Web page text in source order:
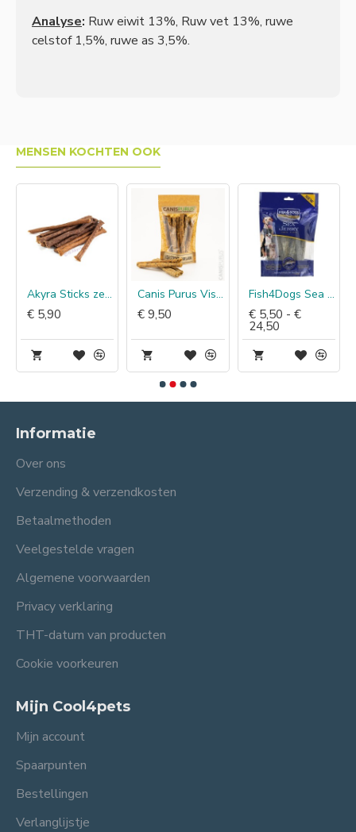
Analyse: Ruw eiwit 13%, Ruw vet 13%, ruwe
celstof 1,5%, ruwe as 3,5%.
MENSEN KOCHTEN OOK
Akyra Sticks zeebaars
€ 5,90
Canis Purus Vissticks Kabeljauw
€ 9,50
Fish4Dogs Sea Jerky Skinny Strips
€ 5,50 - €
24,50
Informatie
Over ons
Verzending & verzendkosten
Betaalmethoden
Veelgestelde vragen
Algemene voorwaarden
Privacy verklaring
THT-datum van producten
Cookie voorkeuren
Mijn Cool4pets
Mijn account
Spaarpunten
Bestellingen
Verlanglijstje